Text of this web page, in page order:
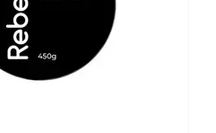
утонченность, делает
и символ вашей